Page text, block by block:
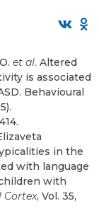
et al. Altered
is associated
Behavioural
in the
with language
with
Cortex, Vol. 35,